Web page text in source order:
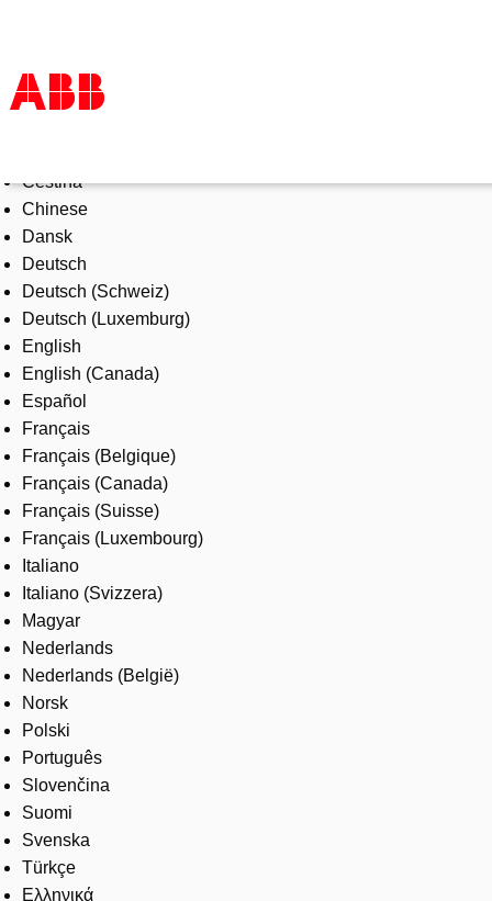
Products & Solutions
Industries
Services
About us
Where to buy
Contact us
Careers
Čeština
Chinese
Dansk
Deutsch
Deutsch (Schweiz)
Deutsch (Luxemburg)
English
English (Canada)
Español
Français
Français (Belgique)
Français (Canada)
Français (Suisse)
Français (Luxembourg)
Italiano
Italiano (Svizzera)
Magyar
Nederlands
Nederlands (België)
Norsk
Polski
Português
Slovenčina
Suomi
Svenska
Türkçe
Ελληνικά